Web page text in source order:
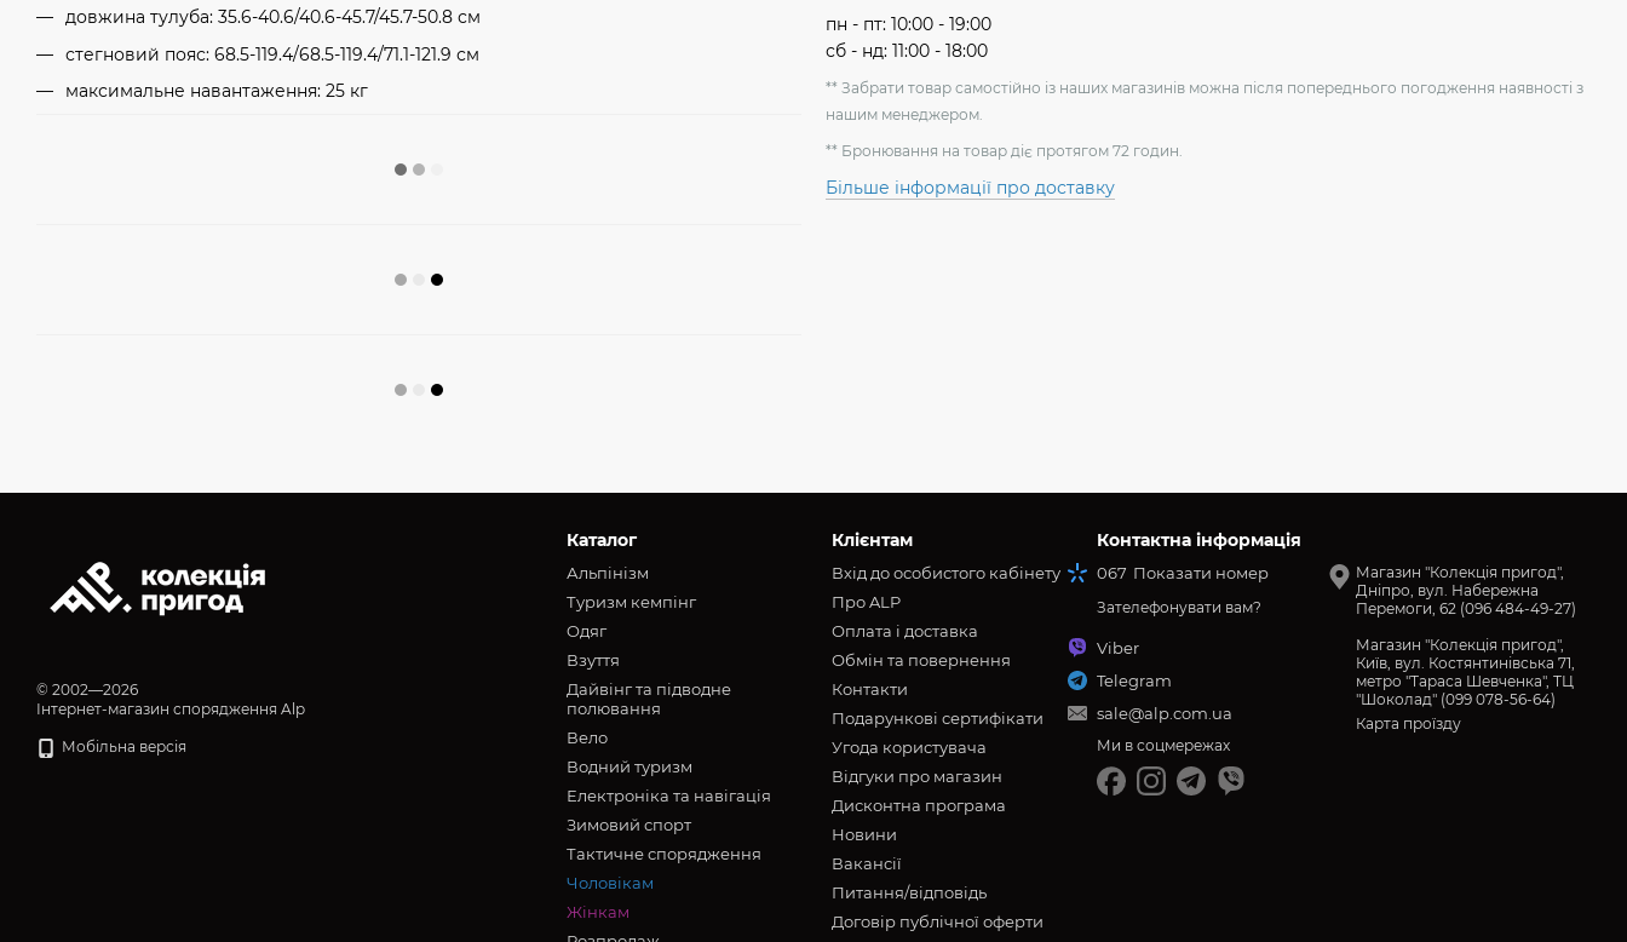
довжина тулуба: 35.6-40.6/40.6-45.7/45.7-50.8 см
стегновий пояс: 68.5-119.4/68.5-119.4/71.1-121.9 см
максимальне навантаження: 25 кг
пн - пт: 10:00 - 19:00
сб - нд: 11:00 - 18:00
** Забрати товар самостійно із наших магазинів можна після попереднього погодження наявності з
нашим менеджером.
** Бронювання на товар діє протягом 72 годин.
Більше інформації про доставку
© 2002—2026
Інтернет-магазин спорядження Alp
Мобільна версія
Каталог
Альпінізм
Туризм кемпінг
Oдяг
Взуття
Дайвінг та підводне
полювання
Вело
Водний туризм
Електроніка та навігація
Зимовий спорт
Тактичне спорядження
Чоловікам
Жінкам
Клієнтам
Вхід до особистого кабінету
Про ALP
Оплата і доставка
Обмін та повернення
Контакти
Подарункові сертифікати
Угода користувача
Відгуки про магазин
Дисконтна програма
Новини
Вакансії
Питання/відповідь
Договір публічної оферти
Контактна інформація
067 Показати номер
Зателефонувати вам?
Viber
Telegram
sale@alp.com.ua
Магазин "Колекція пригод",
Дніпро, вул. Набережна
Перемоги, 62 (096 484-49-27)
Магазин "Колекція пригод",
Київ, вул. Костянтинівська 71,
метро "Тараса Шевченка", ТЦ
"Шоколад" (099 078-56-64)
Карта проїзду
Ми в соцмережах